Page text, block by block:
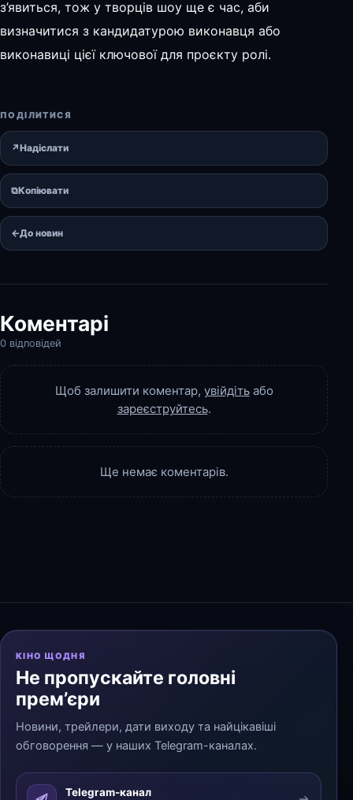
з’явиться, тож у творців шоу ще є час, аби
визначитися з кандидатурою виконавця або
виконавиці цієї ключової для проєкту ролі.
ПОДІЛИТИСЯ
↗Надіслати
⧉Копіювати
←До новин
Коментарі
0 відповідей
Щоб залишити коментар, увійдітьабо
зареєструйтесь.
Ще немає коментарів.
КІНО ЩОДНЯ
Не пропускайте головні
прем’єри
Новини, трейлери, дати виходу та найцікавіші
обговорення — у наших Telegram-каналах.
Telegram-канал